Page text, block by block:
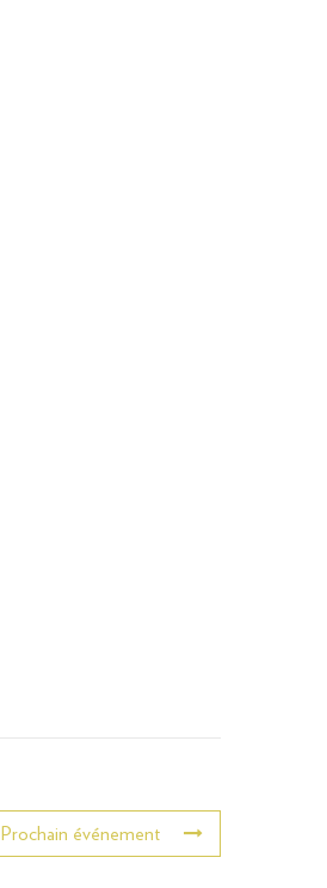
Prochain événement